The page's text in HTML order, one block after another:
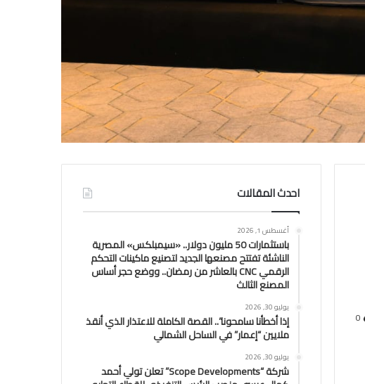
0
احدث المقالات
أغسطس 1, 2026
باستثمارات 50 مليون دولار.. «سيمبلكس» المصرية
الناشئة تفتتح مصنعها الجديد لتصنيع ماكينات التحكم
الرقمي CNC بالعاشر من رمضان.. ووضع حجر أساس
المصنع الثالث
يوليو 30, 2026
إذا أخطأنا سامحونا”.. القصة الكاملة للاعتذار الذي أنقذ
ملايين “إعمار” في الساحل الشمالي
يوليو 30, 2026
شركة “Scope Developments” تعلن تولي أحمد